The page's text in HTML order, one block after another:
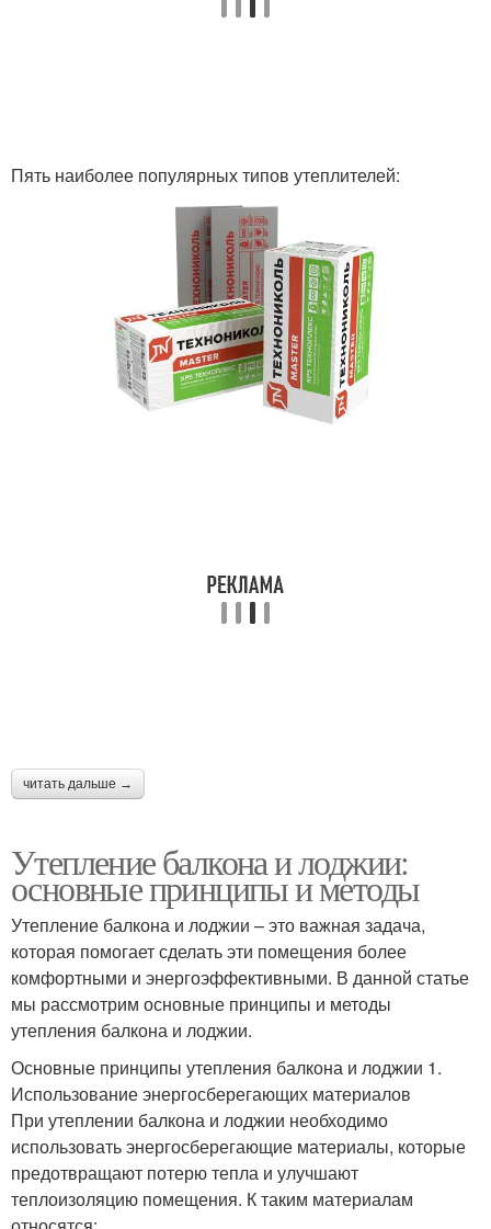
Пять наиболее популярных типов утеплителей:
читать дальше →
Утепление балкона и лоджии:
основные принципы и методы
Утепление балкона и лоджии – это важная задача,
которая помогает сделать эти помещения более
комфортными и энергоэффективными. В данной статье
мы рассмотрим основные принципы и методы
утепления балкона и лоджии.
Основные принципы утепления балкона и лоджии 1.
Использование энергосберегающих материалов
При утеплении балкона и лоджии необходимо
использовать энергосберегающие материалы, которые
предотвращают потерю тепла и улучшают
теплоизоляцию помещения. К таким материалам